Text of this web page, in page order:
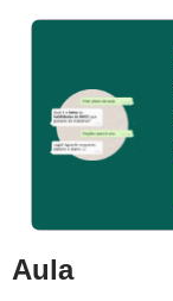
Aula